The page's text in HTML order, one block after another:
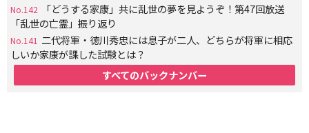
No.142
「どうする家康」共に乱世の夢を見ようぞ！第47回放送
「乱世の亡霊」振り返り
No.141 二代将軍・徳川秀忠には息子が二人、どちらが将軍に相応
しいか家康が課した試験とは？
すべてのバックナンバー